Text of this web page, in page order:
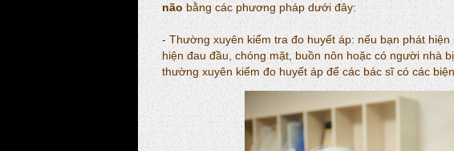
não bằng các phương pháp dưới đây:
- Thường xuyên kiểm tra đo huyết áp: nếu bạn phát
hiện đau đầu, chóng mặt, buồn nôn hoặc có người nhà
thường xuyên kiểm đo huyết áp để các bác sĩ có các